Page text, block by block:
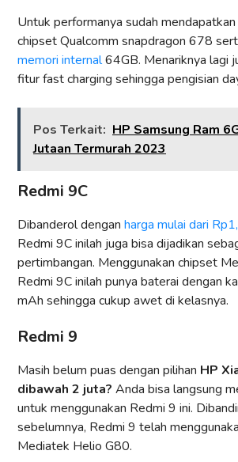
Untuk performanya sudah
chipset Qualcomm snapdragon 678
memori internal64GB. Menariknya lagi
fitur fast charging sehingga pengisian
Pos Terkait: HP Samsung Ram
Jutaan Termurah 2023
Redmi 9C
Dibanderol dengan harga mulai dari
Redmi 9C inilah juga bisa dijadikan
pertimbangan. Menggunakan chipset
Redmi 9C inilah punya baterai dengan
mAh sehingga cukup awet di kelasnya.
Redmi 9
Masih belum puas dengan pilihan HP
dibawah 2 juta? Anda bisa langsung
untuk menggunakan Redmi 9 ini.
sebelumnya, Redmi 9 telah
Mediatek Helio G80.